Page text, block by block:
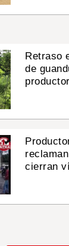
Retraso
de
cierran